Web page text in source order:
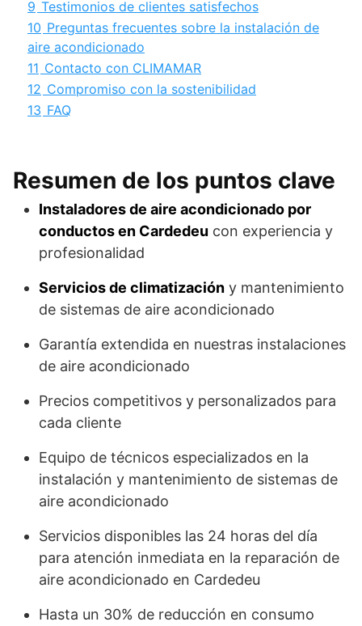
9 Testimonios de clientes satisfechos
10 Preguntas frecuentes sobre la instalación de
aire acondicionado
11 Contacto con CLIMAMAR
12 Compromiso con la sostenibilidad
13 FAQ
Resumen de los puntos clave
Instaladores de aire acondicionado por
conductos en Cardedeu con experiencia y
profesionalidad
Servicios de climatización y mantenimiento
de sistemas de aire acondicionado
Garantía extendida en nuestras instalaciones
de aire acondicionado
Precios competitivos y personalizados para
cada cliente
Equipo de técnicos especializados en la
instalación y mantenimiento de sistemas de
aire acondicionado
Servicios disponibles las 24 horas del día
para atención inmediata en la reparación de
aire acondicionado en Cardedeu
Hasta un 30% de reducción en consumo